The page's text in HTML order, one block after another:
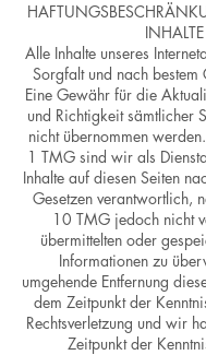
INHALTE
Alle Inhalte unseres
Sorgfalt und nach bestem
Eine Gewähr für die
und Richtigkeit sämtlicher
nicht übernommen
1 TMG sind wir als
Inhalte auf diesen Seiten
Gesetzen verantwortlich,
10 TMG jedoch nicht
übermittelten oder
Informationen zu
umgehende Entfernung
dem Zeitpunkt der
Rechtsverletzung und wir
Zeitpunkt der